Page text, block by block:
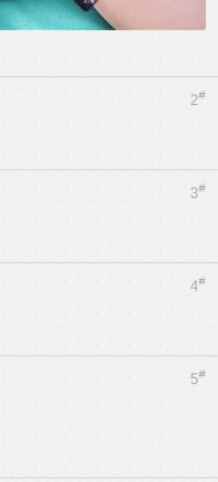
2#
3#
4#
5#